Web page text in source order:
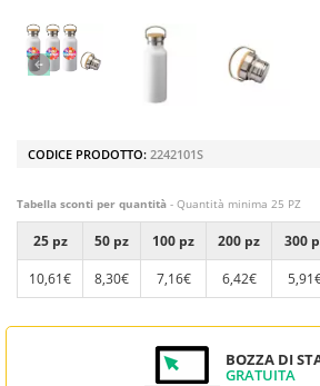
CODICE PRODOTTO: 2242101S
Tabella sconti per quantità - Quantità minima 25 PZ
25 pz 50 pz 100 pz 200 pz 300
10,61€
8,30€ 7,16€ 6,42€
BOZZA DI
GRATUITA